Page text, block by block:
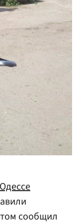
Одессе
сообщил